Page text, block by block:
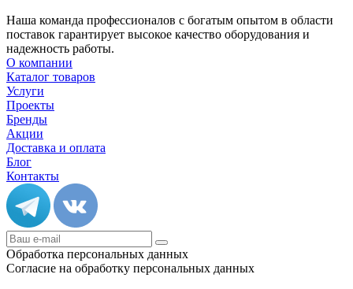
Наша команда профессионалов с богатым опытом в области
поставок гарантирует высокое качество оборудования и
надежность работы.
О компании
Каталог товаров
Услуги
Проекты
Бренды
Акции
Доставка и оплата
Блог
Контакты
Обработка персональных данных
Согласие на обработку персональных данных